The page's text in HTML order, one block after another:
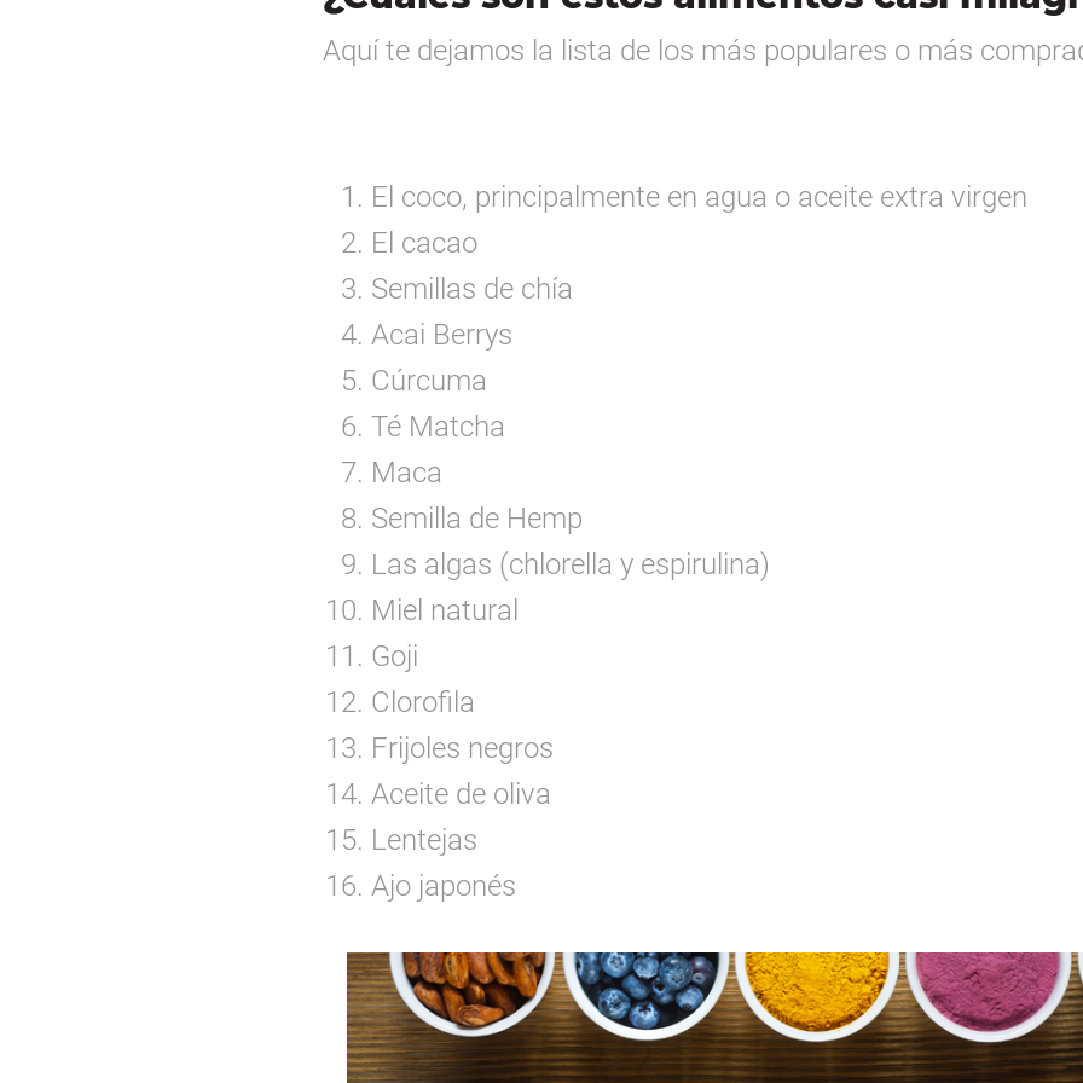
Aquí te dejamos la lista de los más populares o más
El coco, principalmente en agua o aceite extra virgen
El cacao
Semillas de chía
Acai Berrys
Cúrcuma
Té Matcha
Maca
Semilla de Hemp
Las algas (chlorella y espirulina)
Miel natural
Goji
Clorofila
Frijoles negros
Aceite de oliva
Lentejas
Ajo japonés